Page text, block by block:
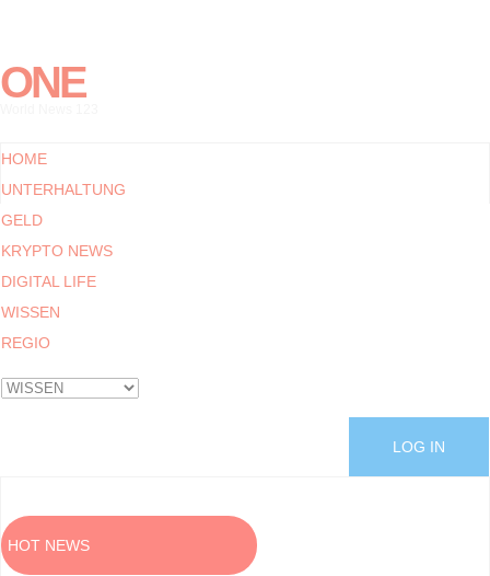
ONE
HOME
UNTERHALTUNG
GELD
KRYPTO NEWS
DIGITAL LIFE
WISSEN
REGIO
LOG IN
HOT NEWS